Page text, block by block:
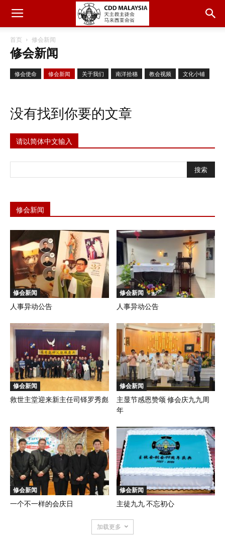
首页 修会新闻
修会新闻
修会使命 修会新闻 关于我们 南洋拾穗 教会视频 文化小铺
没有找到你要的文章
请以简体中文输入
修会新闻
修会新闻
人事异动公告
修会新闻
人事异动公告
修会新闻
救世主堂迎来新主任司铎罗秀彪
修会新闻
主显节感恩赞颂 修会庆九九周
年
修会新闻
一个不一样的会庆日
修会新闻
主徒九九 不忘初心
加载更多